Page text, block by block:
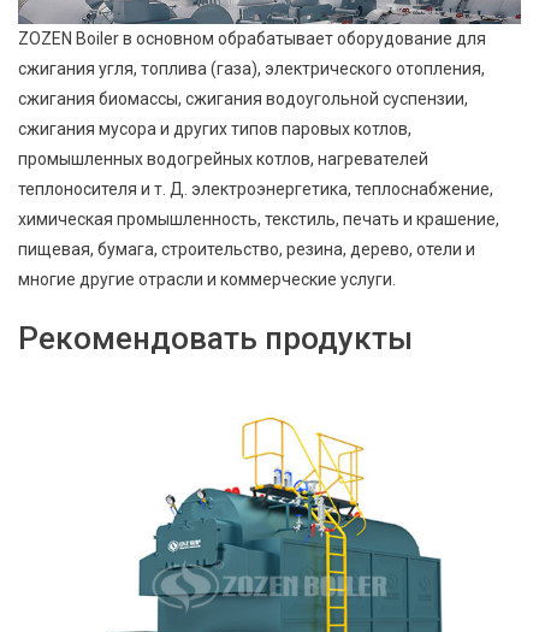
ZOZEN Boiler в основном обрабатывает оборудование для
сжигания угля, топлива (газа), электрического отопления,
сжигания биомассы, сжигания водоугольной суспензии,
сжигания мусора и других типов паровых котлов,
промышленных водогрейных котлов, нагревателей
теплоносителя и т. Д. электроэнергетика, теплоснабжение,
химическая промышленность, текстиль, печать и крашение,
пищевая, бумага, строительство, резина, дерево, отели и
многие другие отрасли и коммерческие услуги.
Рекомендовать продукты